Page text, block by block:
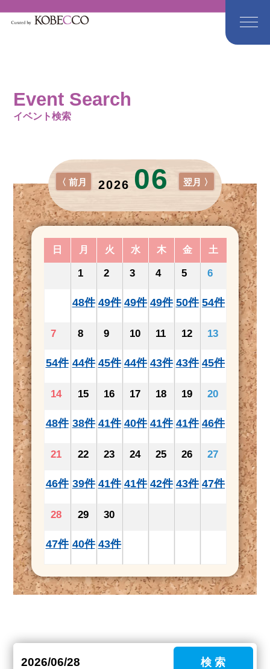
Event Search
イベント検索
2026 06
〈 前月 翌月 〉
日 月 火 水 木 金 土
1
48件
2
49件
3
49件
4
49件
5
50件
6
54件
7
54件
8
44件
9
45件
10
44件
11
43件
12
43件
13
45件
14
48件
15
38件
16
41件
17
40件
18
41件
19
41件
20
46件
21
46件
22
39件
23
41件
24
41件
25
42件
26
43件
27
47件
28
47件
29
40件
30
43件
検 索